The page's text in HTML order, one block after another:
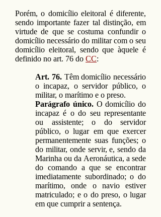
Porém, o domicílio eleitoral é diferente,
sendo importante fazer tal distinção, em
virtude de que se costuma confundir o
domicílio necessário do militar com o seu
domicílio eleitoral, sendo que àquele é
definido no art. 76 do CC:
Art. 76. Têm domicílio necessário
o incapaz, o servidor público, o
militar, o marítimo e o preso.
Parágrafo único. O domicílio do
incapaz é o do seu representante
ou assistente; o do servidor
público, o lugar em que exercer
permanentemente suas funções; o
do militar, onde servir, e, sendo da
Marinha ou da Aeronáutica, a sede
do comando a que se encontrar
imediatamente subordinado; o do
marítimo, onde o navio estiver
matriculado; e o do preso, o lugar
em que cumprir a sentença.